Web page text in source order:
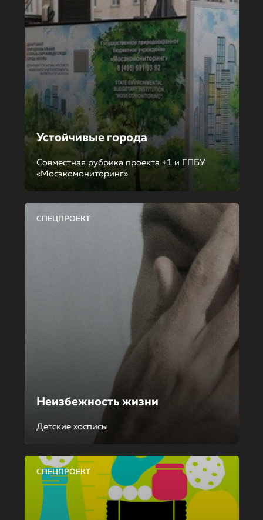
Устойчивые города
Совместная рубрика проекта +1 и ГПБУ
«Мосэкомониторинг»
СПЕЦПРОЕКТ
Неизбежность жизни
Детские хосписы
СПЕЦПРОЕКТ